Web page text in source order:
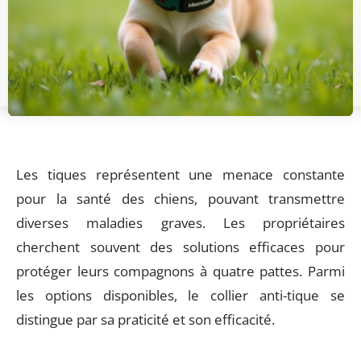
Les tiques représentent une menace constante
pour la santé des chiens, pouvant transmettre
diverses maladies graves. Les propriétaires
cherchent souvent des solutions efficaces pour
protéger leurs compagnons à quatre pattes. Parmi
les options disponibles, le collier anti-tique se
distingue par sa praticité et son efficacité.